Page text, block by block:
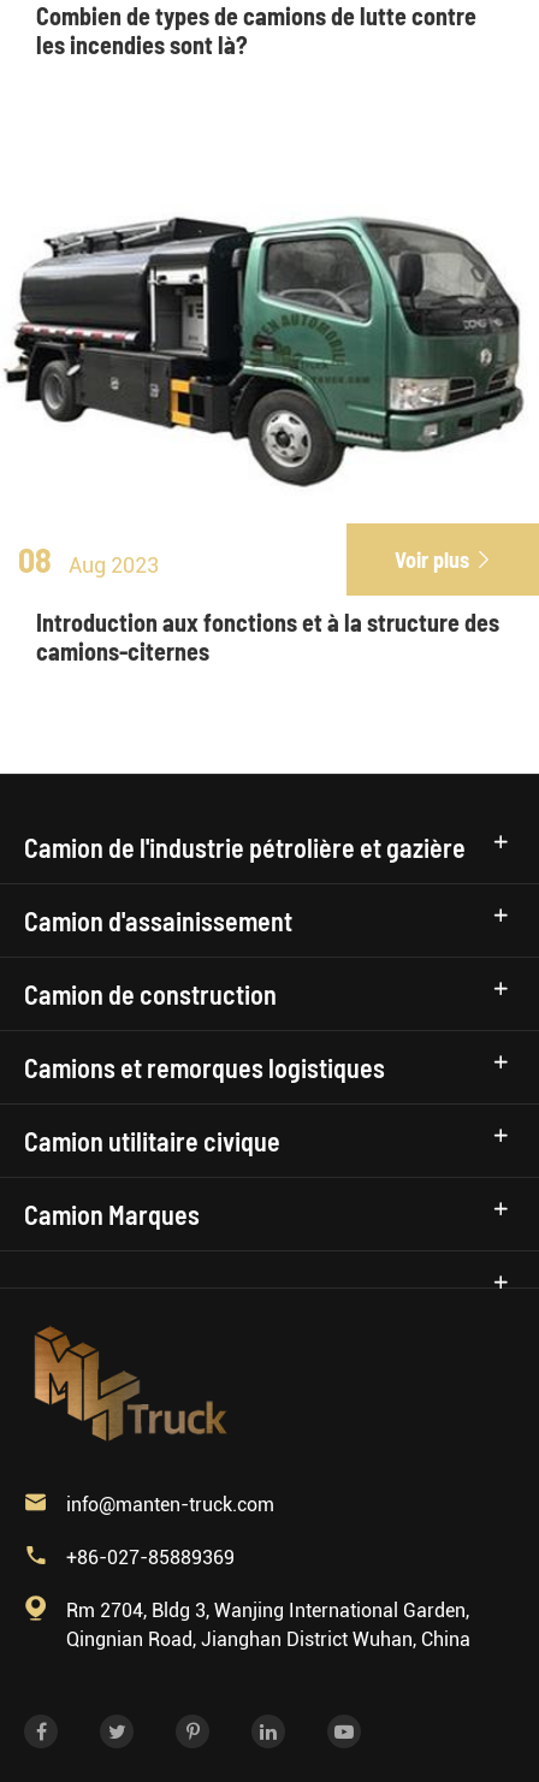
Combien de types de camions de lutte contre
les incendies sont là?
08 Aug 2023 Voir plus 
Introduction aux fonctions et à la structure des
camions-citernes
Camion de l'industrie pétrolière et gazière
Camion d'assainissement
Camion de construction
Camions et remorques logistiques
Camion utilitaire civique
Camion Marques
 info@manten-truck.com
 +86-027-85889369

Rm 2704, Bldg 3, Wanjing International Garden,
Qingnian Road, Jianghan District Wuhan, China